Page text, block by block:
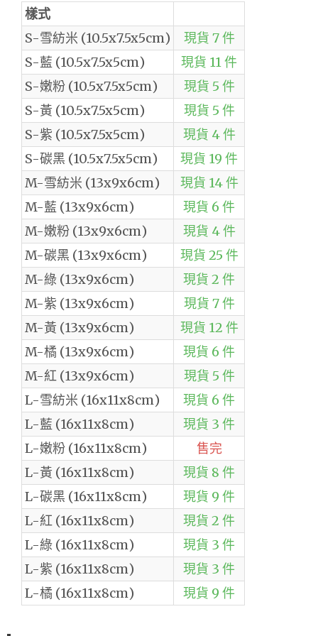
樣式
S-雪紡米 (10.5x7.5x5cm)
現貨 7 件
S-藍 (10.5x7.5x5cm)
現貨 11 件
S-嫩粉 (10.5x7.5x5cm)
現貨 5 件
S-黃 (10.5x7.5x5cm)
現貨 5 件
S-紫 (10.5x7.5x5cm)
現貨 4 件
S-碳黑 (10.5x7.5x5cm)
現貨 19 件
M-雪紡米 (13x9x6cm)
現貨 14 件
M-藍 (13x9x6cm)
現貨 6 件
M-嫩粉 (13x9x6cm)
現貨 4 件
M-碳黑 (13x9x6cm)
現貨 25 件
M-綠 (13x9x6cm)
現貨 2 件
M-紫 (13x9x6cm)
現貨 7 件
M-黃 (13x9x6cm)
現貨 12 件
M-橘 (13x9x6cm)
現貨 6 件
M-紅 (13x9x6cm)
現貨 5 件
L-雪紡米 (16x11x8cm)
現貨 6 件
L-藍 (16x11x8cm)
現貨 3 件
L-嫩粉 (16x11x8cm)
售完
L-黃 (16x11x8cm)
現貨 8 件
L-碳黑 (16x11x8cm)
現貨 9 件
L-紅 (16x11x8cm)
現貨 2 件
L-綠 (16x11x8cm)
現貨 3 件
L-紫 (16x11x8cm)
現貨 3 件
L-橘 (16x11x8cm)
現貨 9 件